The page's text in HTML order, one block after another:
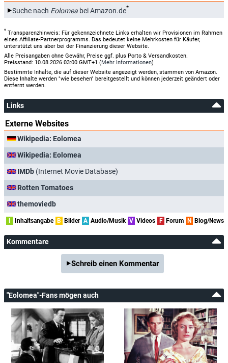
Suche nach Eolomea bei Amazon.de*
* Transparenzhinweis: Für gekennzeichnete Links erhalten wir Provisionen im Rahmen
eines Affiliate-Partnerprogramms. Das bedeutet keine Mehrkosten für Käufer,
unterstützt uns aber bei der Finanzierung dieser Website.
Alle Preisangaben ohne Gewähr, Preise ggf. plus Porto & Versandkosten.
Preisstand: 10.08.2026 03:00 GMT+1 (Mehr Informationen)
Bestimmte Inhalte, die auf dieser Website angezeigt werden, stammen von Amazon.
Diese Inhalte werden "wie besehen" bereitgestellt und können jederzeit geändert oder
entfernt werden.
Links
Externe Websites
Wikipedia: Eolomea
Wikipedia: Eolomea
IMDb (Internet Movie Database)
Rotten Tomatoes
themoviedb
Inhaltsangabe B Bilder A Audio/Musik V Videos F Forum N Blog/News
Kommentare
Schreib einen Kommentar
"Eolomea"-Fans mögen auch